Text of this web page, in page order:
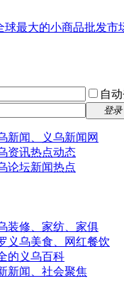
球最大的小商品批发市
自
登录
新闻、义乌新闻网
资讯热点动态
论坛新闻热点
装修、家纺、家俱
义乌美食、网红餐饮
的义乌百科
新闻、社会聚焦